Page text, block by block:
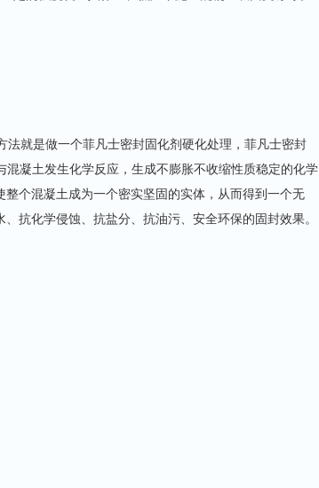
就是做一个菲凡士密封固化剂硬化处理，菲凡士密封
凝土发生化学反应，生成不膨胀不收缩性质稳定的化学
个混凝土成为一个密实坚固的实体，从而得到一个无
抗化学侵蚀、抗盐分、抗油污、安全环保的固封效果。